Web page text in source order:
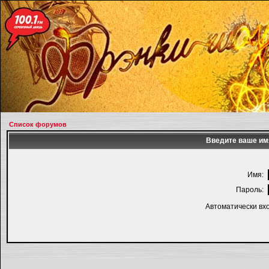
Список форумов
Введите ваше
Имя:
Пароль:
Автоматически